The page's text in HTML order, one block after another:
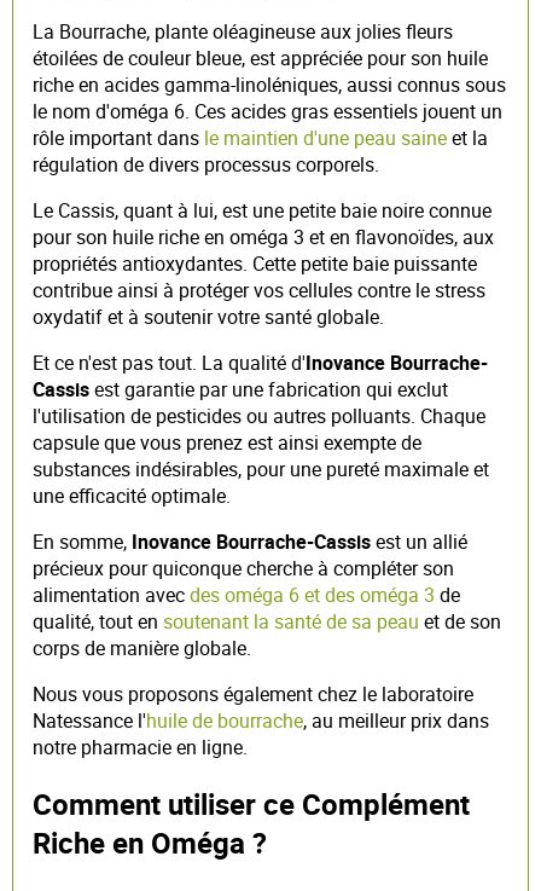
La Bourrache, plante oléagineuse aux jolies fleurs
étoilées de couleur bleue, est appréciée pour son huile
riche en acides gamma-linoléniques, aussi connus sous
le nom d'oméga 6. Ces acides gras essentiels jouent un
rôle important dans le maintien d'une peau saineet la
régulation de divers processus corporels.
Le Cassis, quant à lui, est une petite baie noire connue
pour son huile riche en oméga 3 et en flavonoïdes, aux
propriétés antioxydantes. Cette petite baie puissante
contribue ainsi à protéger vos cellules contre le stress
oxydatif et à soutenir votre santé globale.
Et ce n'est pas tout. La qualité d'Inovance Bourrache-
Cassisest garantie par une fabrication qui exclut
l'utilisation de pesticides ou autres polluants. Chaque
capsule que vous prenez est ainsi exempte de
substances indésirables, pour une pureté maximale et
une efficacité optimale.
En somme, Inovance Bourrache-Cassisest un allié
précieux pour quiconque cherche à compléter son
alimentation avecdes oméga 6 et des oméga 3 de
qualité, tout en soutenant la santé de sa peau et de son
corps de manière globale.
Nous vous proposons également chez le laboratoire
Natessance l'huile de bourrache, au meilleur prix dans
notre pharmacie en ligne.
Comment utiliser ce Complément
Riche en Oméga ?